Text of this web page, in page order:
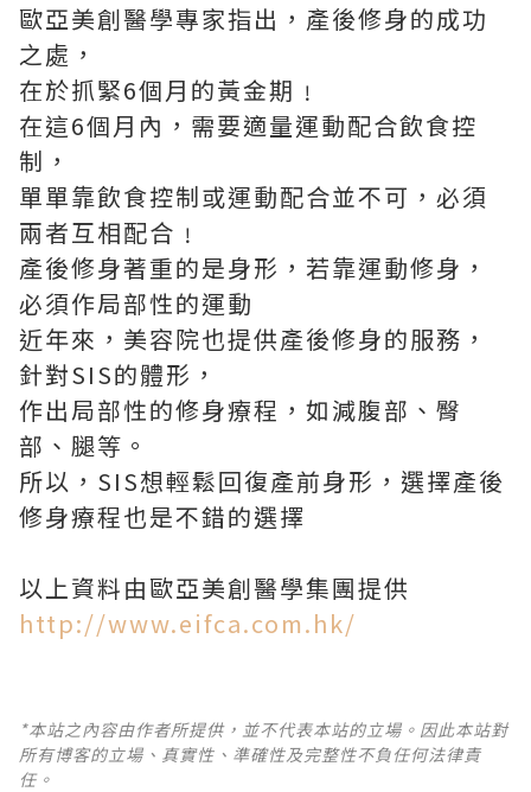
歐亞美創醫學專家指出，產後修身的成功
之處，
在於抓緊6個月的黃金期﹗
在這6個月內，需要適量運動配合飲食控
制，
單單靠飲食控制或運動配合並不可，必須
兩者互相配合﹗
產後修身著重的是身形，若靠運動修身，
必須作局部性的運動
近年來，美容院也提供產後修身的服務，
針對SIS的體形，
作出局部性的修身療程，如減腹部、臀
部、腿等。
所以，SIS想輕鬆回復產前身形，選擇產後
修身療程也是不錯的選擇
以上資料由歐亞美創醫學集團提供
http://www.eifca.com.hk/
*本站之內容由作者所提供，並不代表本站的立場。因此本站對
所有博客的立場、真實性、準確性及完整性不負任何法律責
任。